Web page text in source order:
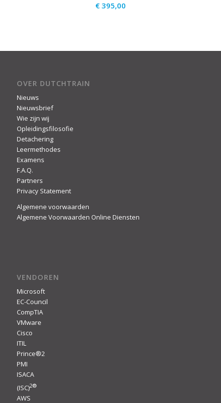
€395,00
OVER DUTCHTRAIN
Nieuws
Nieuwsbrief
Wie zijn wij
Opleidingsfilosofie
Detachering
Leermethodes
Examens
F.A.Q.
Partners
Privacy Statement
Algemene voorwaarden
Algemene Voorwaarden Online Diensten
VENDOREN
Microsoft
EC-Council
CompTIA
VMware
Cisco
ITIL
Prince®2
PMI
ISACA
(ISC)2®
AWS